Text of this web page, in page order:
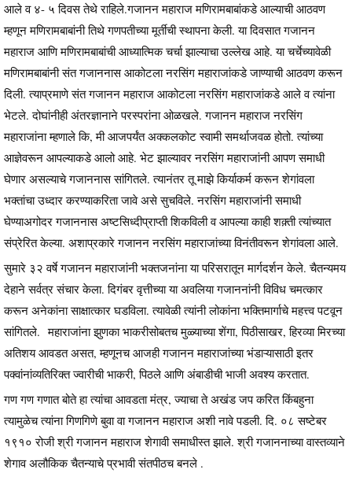
आले व ४- ५ दिवस तेथे राहिले.गजानन महाराज मणिरामबाबांकडे आल्याची आठवण
म्हणून मणिरामबाबांनी तिथे गणपतीच्या मूर्तीची स्थापना केली. या दिवसात गजानन
महाराज आणि मणिरामबाबांची आध्यात्मिक चर्चा झाल्याचा उल्लेख आहे. या चर्चेच्यावेळी
मणिरामबाबांनी संत गजाननास आकोटला नरसिंग महाराजांकडे जाण्याची आठवण करून
दिली. त्याप्रमाणे संत गजानन महाराज आकोटला नरसिंग महाराजांकडे आले व त्यांना
भेटले. दोघांनीही अंतरज्ञानाने परस्परांना ओळखले. गजानन महाराज नरसिंग
महाराजांना म्हणाले कि, मी आजपर्यंत अक्कलकोट स्वामी समर्थाजवळ होतो. त्यांच्या
आज्ञेवरून आपल्याकडे आलो आहे. भेट झाल्यावर नरसिंग महाराजांनी आपण समाधी
घेणार असल्याचे गजाननास सांगितले. त्यानंतर तू माझे किर्याकर्म करून शेगांवला
भक्तांचा उध्दार करण्याकरिता जावे असे सुचविले. नरसिंग महाराजांनी समाधी
घेण्याअगोदर गजाननास अष्टसिध्दीप्राप्ती शिकविली व आपल्या काही शक़्ती त्यांच्यात
संप्रेरित केल्या. अशाप्रकारे गजानन नरसिंग महाराजांच्या विनंतीवरून शेगांवला आले.
सुमारे ३२ वर्षे गजानन महाराजांनी भक्तजनांना या परिसरातून मार्गदर्शन केले. चैतन्यमय
देहाने सर्वत्र संचार केला. दिगंबर वृत्तीच्या या अवलिया गजाननांनी विविध चमत्कार
करून अनेकांना साक्षात्कार घडविला. त्यावेळी त्यांनी लोकांना भक्तिमार्गाचे महत्त्व पटवून
सांगितले. महाराजांना झुणका भाकरीसोबतच मुळ्याच्या शेंगा, पिठीसाखर, हिरव्या मिरच्या
अतिशय आवडत असत, म्हणूनच आजही गजानन महाराजांच्या भंडाऱ्यासाठी इतर
पक्वांनांव्यतिरिक्त ज्वारीची भाकरी, पिठले आणि अंबाडीची भाजी अवश्य करतात.
गण गण गणात बोते हा त्यांचा आवडता मंत्र, ज्याचा ते अखंड जप करित किंबहुना
त्यामुळेच त्यांना गिणगिणे बुवा वा गजानन महाराज अशी नावे पडली. दि. ०८ सष्टेबर
१९१० रोजी श्री गजानन महाराज शेगावी समाधीस्त झाले. श्री गजाननाच्या वास्तव्याने
शेगाव अलौकिक चैतन्याचे प्रभावी संतपीठच बनले .